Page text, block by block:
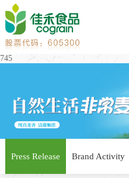
745
Press Release Brand Activity